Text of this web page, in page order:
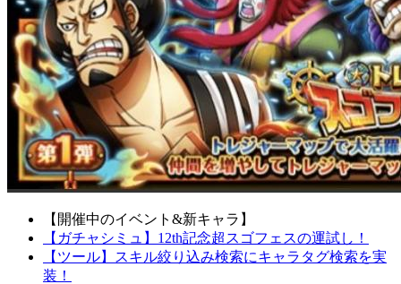
【開催中のイベント&新キャラ】
【ガチャシミュ】12th記念超スゴフェスの運試し！
【ツール】スキル絞り込み検索にキャラタグ検索を実
装！